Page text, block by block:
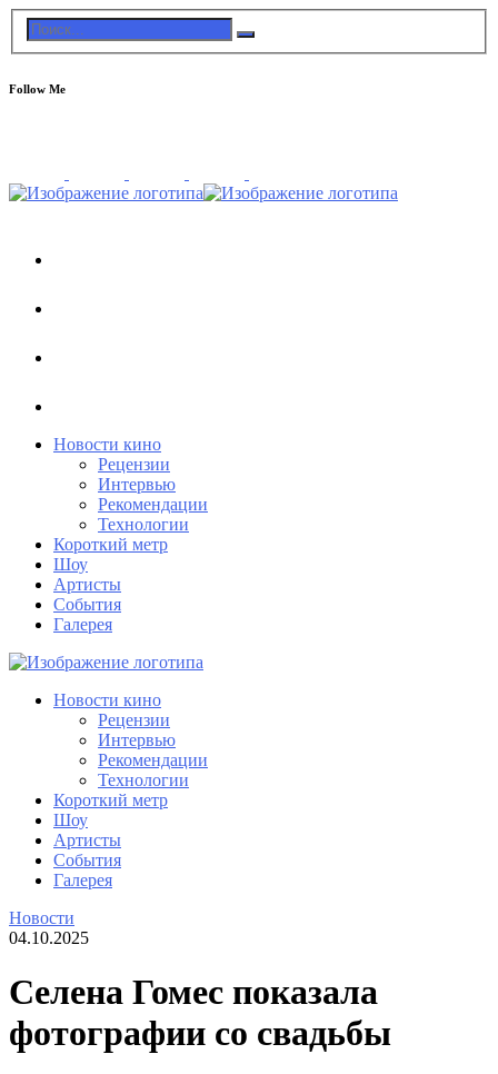
Follow Me
Новости кино
Рецензии
Интервью
Рекомендации
Технологии
Короткий метр
Шоу
Артисты
События
Галерея
Новости кино
Рецензии
Интервью
Рекомендации
Технологии
Короткий метр
Шоу
Артисты
События
Галерея
Новости
04.10.2025
Селена Гомес показала
фотографии со свадьбы